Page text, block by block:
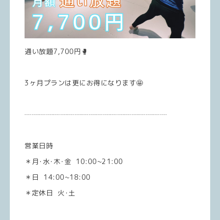
通い放題7,700円🥊
3ヶ月プランは更にお得になります🤩
┈┈┈┈┈┈┈┈┈┈┈┈┈┈┈┈┈┈┈┈
営業日時
＊月･水･木･金 10:00~21:00
＊日 14:00~18:00
＊定休日 火･土